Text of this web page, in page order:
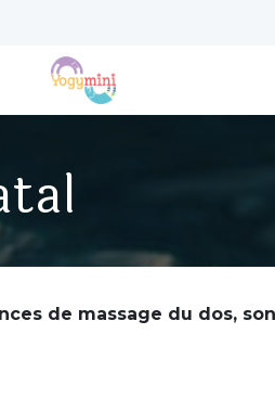
de massage du dos,